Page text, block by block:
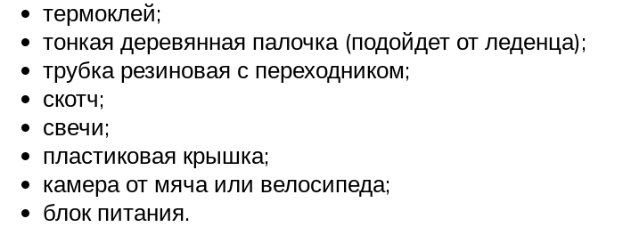
термоклей;
тонкая деревянная палочка (подойдет от леденца);
трубка резиновая с переходником;
скотч;
свечи;
пластиковая крышка;
камера от мяча или велосипеда;
блок питания.